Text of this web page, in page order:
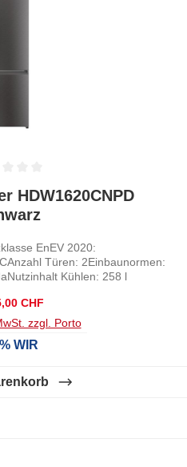
von 0 von 5 Sternen
HDW1620CNPD
EnEV 2020:
Türen: 2Einbaunormen:
Kühlen: 258 l
Preis:
CHF
zzgl. Porto
WIR